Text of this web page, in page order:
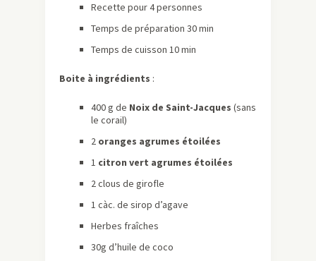
Recette pour 4 personnes
Temps de préparation 30 min
Temps de cuisson 10 min
Boite à ingrédients :
400 g de Noix de Saint-Jacques (sans
le corail)
2 oranges agrumes étoilées
1 citron vert agrumes étoilées
2 clous de girofle
1 càc. de sirop d’agave
Herbes fraîches
30g d’huile de coco